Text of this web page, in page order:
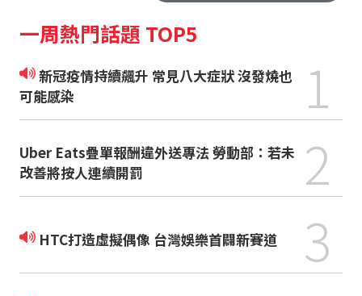
一周熱門話題 TOP5
新冠疫情持續飆升 常見八大症狀 沒發燒也
可能感染
1
Uber Eats疊單報酬違外送專法 勞動部：若未
改善將按人連續開罰
2
HTC打造虛擬偶像 台灣娛樂首闢新賽道 3